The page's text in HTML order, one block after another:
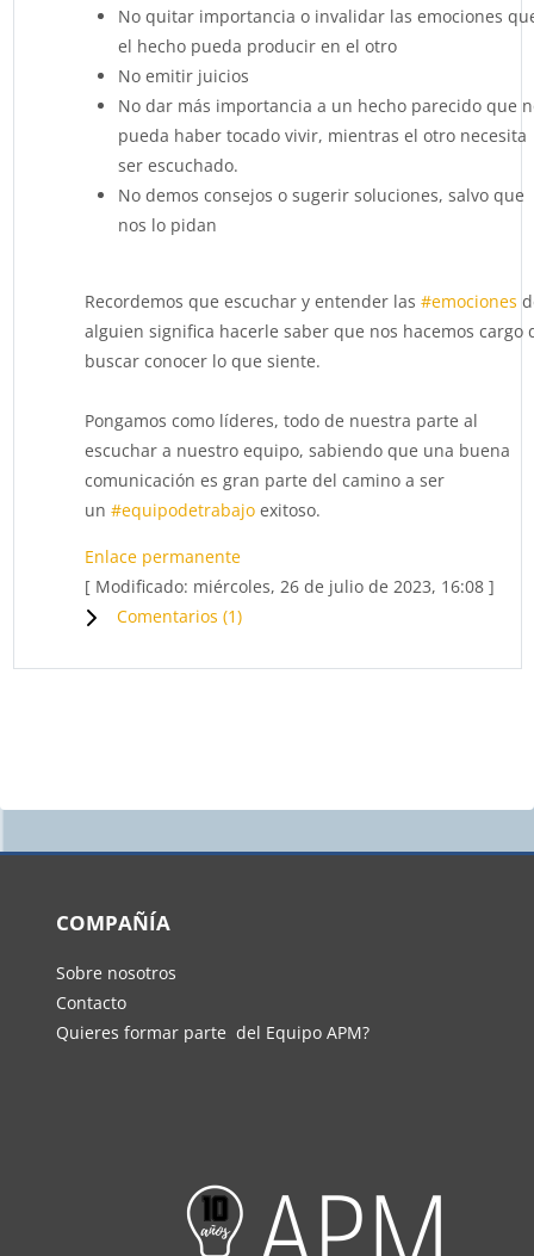
No quitar importancia o invalidar las emociones
el hecho pueda producir en el otro
No emitir juicios
No dar más importancia a un hecho parecido que
pueda haber tocado vivir, mientras el otro necesita
ser escuchado.
No demos consejos o sugerir soluciones, salvo que
nos lo pidan
Recordemos que escuchar y entender las #emociones
alguien significa hacerle saber que nos hacemos cargo
buscar conocer lo que siente.
Pongamos como líderes, todo de nuestra parte al
escuchar a nuestro equipo, sabiendo que una buena
comunicación es gran parte del camino a ser
un #equipodetrabajo exitoso.
Enlace permanente
[ Modificado: miércoles, 26 de julio de 2023, 16:08 ]
Comentarios (1)
COMPAÑÍA
Sobre nosotros
Contacto
Quieres formar parte del Equipo APM?